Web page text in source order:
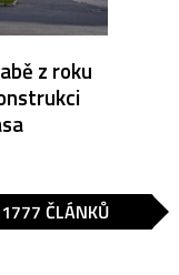
z roku
ČLÁNKŮ